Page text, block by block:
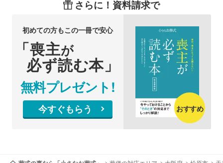
さらに！資料請求で
初めての方もこの一冊で安心
「喪主が
必ず読む本」
無料プレゼント!
今すぐもらう おすすめ